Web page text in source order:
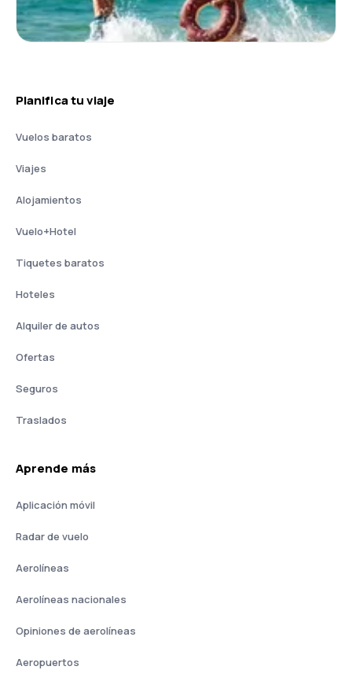
Planifica tu viaje
Vuelos baratos
Viajes
Alojamientos
Vuelo+Hotel
Tiquetes baratos
Hoteles
Alquiler de autos
Ofertas
Seguros
Traslados
Aprende más
Aplicación móvil
Radar de vuelo
Aerolíneas
Aerolíneas nacionales
Opiniones de aerolíneas
Aeropuertos